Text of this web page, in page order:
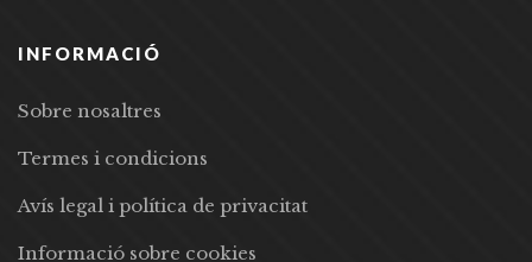
INFORMACIÓ
Sobre nosaltres
Termes i condicions
Avís legal i política de privacitat
Informació sobre cookies